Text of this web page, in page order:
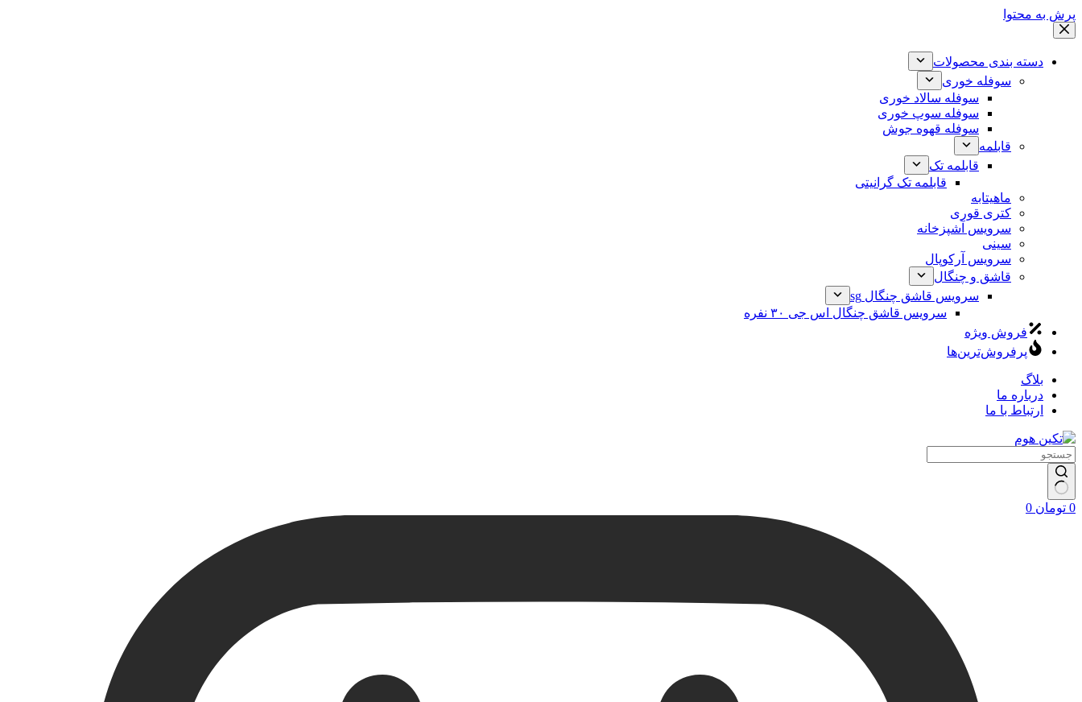
پرش به محتوا
دسته بندی محصولات
سوفله خوری
سوفله سالاد خوری
سوفله سوپ خوری
سوفله قهوه جوش
قابلمه
قابلمه تک
قابلمه تک گرانیتی
ماهیتابه
کتری قوری
سرویس آشپزخانه
سینی
سرویس آرکوپال
قاشق و چنگال
سرویس قاشق چنگال sg
سرویس قاشق چنگال اس جی ۳۰ نفره
فروش ویژه
پرفروش‌ترین‌ها
بلاگ
درباره ما
ارتباط با ما
سبد
0 تومان 0